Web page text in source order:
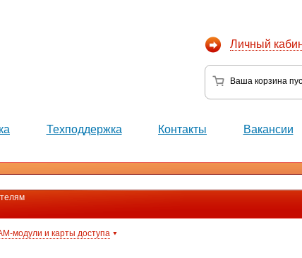
Личный
Ваша корзина
Техподдержка Контакты Вакансии
модули и карты доступа